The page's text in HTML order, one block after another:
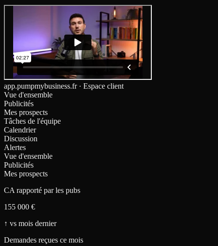
app.pumpmybusiness.fr · Espace client
Vue d'ensemble
Publicités
Mes prospects
Tâches de l'équipe
Calendrier
Discussion
Alertes
Vue d'ensemble
Publicités
Mes prospects
CA rapporté par les pubs
155 000 €
↑ vs mois dernier
Demandes reçues ce mois